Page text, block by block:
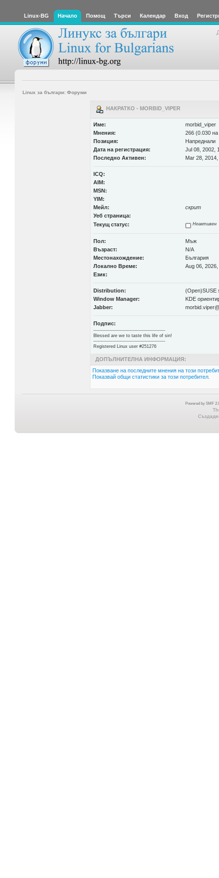
Linux-BG Начало Помощ Търси Календар Вход
Linux за българи: Форуми
НАКРАТКО - MORBID_VIPER
Име:
morbid_viper
Мнения:
266 (0.030 на
Позиция:
Напреднали
Дата на регистрация:
Jul 08, 2002,
Последно Активен:
Mar 28, 2014,
ICQ:
AIM:
MSN:
YIM:
Мейл:
скрит
Уеб страница:
Текущ статус:
Неактивен
Пол:
Мъж
Възраст:
N/A
Местонахождение:
България
Локално Време:
Aug 06, 2026,
Език:
Distribution:
(Open)SUSE
Window Manager:
KDE
Jabber:
Подпис:
-------------------------------------------------
Blessed are we to taste this life of sin!
-------------------------------------------------
Registered Linux user #251276
ДОПЪЛНИТЕЛНА ИНФОРМАЦИЯ:
Показване на последните мнения на този
Показвай общи статистики за този потребител.
Powered by SMF